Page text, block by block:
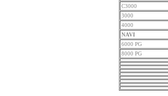
C3000
3000
4000
NAVI
6000 PG
8000 PG